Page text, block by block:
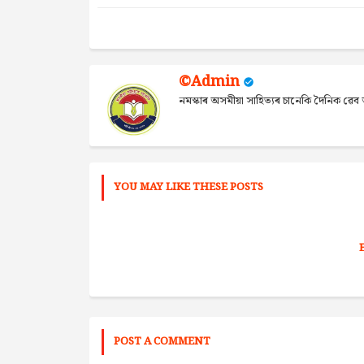
©Admin
নমস্কাৰ অসমীয়া সাহিত্যৰ চানেকি দৈনিক
YOU MAY LIKE THESE POSTS
POST A COMMENT